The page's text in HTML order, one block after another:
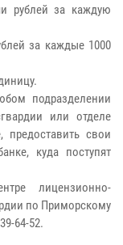
рублей за каждую
за каждые 1000
подразделении
или отделе
предоставить свои
куда поступят
лицензионно-
по Приморскому
64-52.